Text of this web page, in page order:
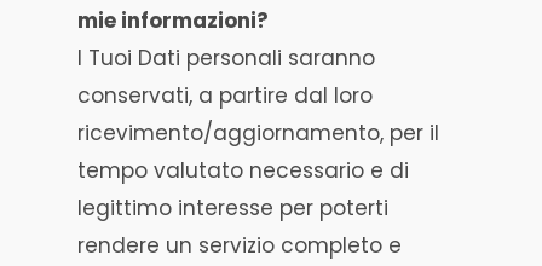
mie informazioni?
I Tuoi Dati personali saranno
conservati, a partire dal loro
ricevimento/aggiornamento, per il
tempo valutato necessario e di
legittimo interesse per poterti
rendere un servizio completo e